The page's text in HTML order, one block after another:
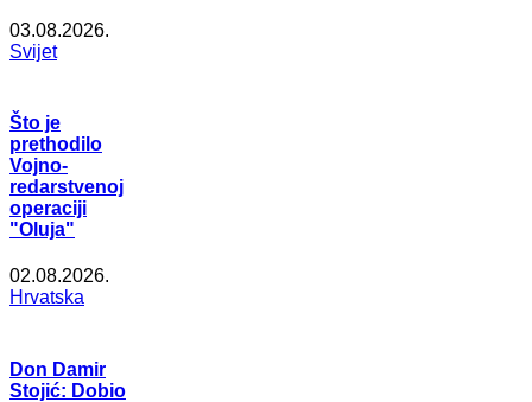
03.08.2026.
Svijet
Što je
prethodilo
Vojno-
redarstvenoj
operaciji
"Oluja"
02.08.2026.
Hrvatska
Don Damir
Stojić: Dobio